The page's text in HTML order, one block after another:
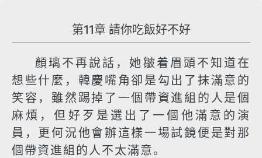
第11章 請你吃飯好不好
顏璃不再說話，她皺着眉頭不知道在
想些什麼，韓慶嘴角卻是勾出了抹滿意的
笑容，雖然踢掉了一個帶資進組的人是個
麻煩，但好歹是選出了一個他滿意的演
員，更何況他會辦這樣一場試鏡便是對那
個帶資進組的人不太滿意。